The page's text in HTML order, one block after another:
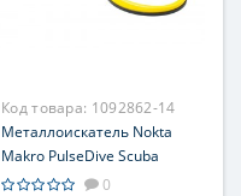
Код товара: 1092862-14
Металлоискатель Nokta
Makro PulseDive Scuba
желтый
0